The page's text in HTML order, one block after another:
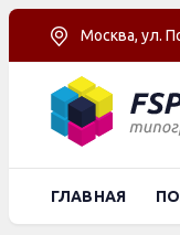
Москва, ул.
ГЛАВНАЯ